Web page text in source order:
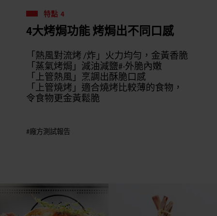
特點 4
4大烤焗功能 烤焗出不同口感
「熱風對流烤 /炸」火力均勻，金黃香脆
「蒸氣烤焗」減油減鹽#·外脆內嫩
「上管熱風」烹調出酥脆口感
「上管燒烤」適合燒烤比較薄的食物，
令食物更金黃鬆脆
#廠方測試報告